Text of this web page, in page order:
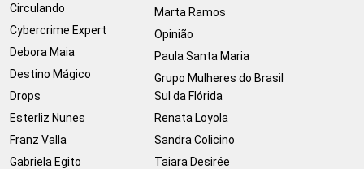
Circulando
Cybercrime Expert
Debora Maia
Destino Mágico
Drops
Esterliz Nunes
Franz Valla
Gabriela Egito
Marta Ramos
Opinião
Paula Santa Maria
Grupo Mulheres do Brasil
Sul da Flórida
Renata Loyola
Sandra Colicino
Taiara Desirée